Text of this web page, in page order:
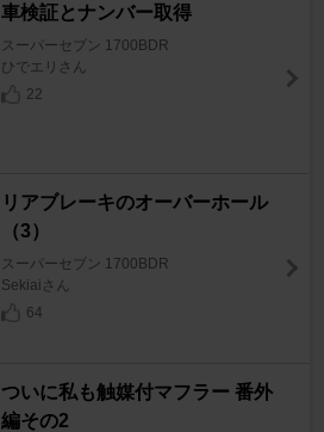
車検証とナンバー取得
スーパーセブン 1700BDR
ひでエリさん
22
リアブレーキのオーバーホール
（3）
スーパーセブン 1700BDR
Sekiaiさん
64
ついに私も触媒付マフラー 番外
編その2